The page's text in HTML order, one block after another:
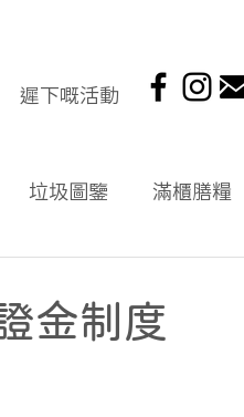
遲下嘅活動
垃圾圖鑒 滿櫃膳糧
金制度